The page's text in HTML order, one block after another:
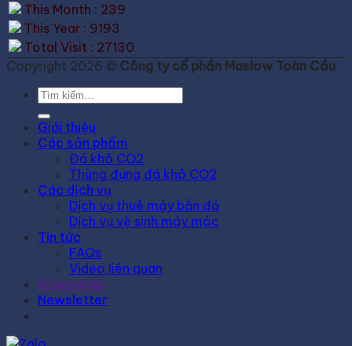
This Month : 239
This Year : 9193
Total Visit : 27130
Copyright 2026 © Công ty cổ phần Maslow Toàn Cầu
Tìm
Giới thiệu
Các sản phẩm
Đá khô CO2
Thùng đựng đá khô CO2
Các dịch vụ
Dịch vụ thuê máy bắn đá
Dịch vụ vệ sinh máy móc
Tin tức
FAQs
Video liên quan
Đăng nhập
Newsletter